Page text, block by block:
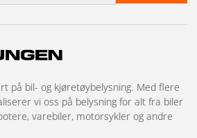
på bil- og kjøretøybelysning. Med flere
vi oss på belysning for alt fra biler
varebiler, motorsykler og andre